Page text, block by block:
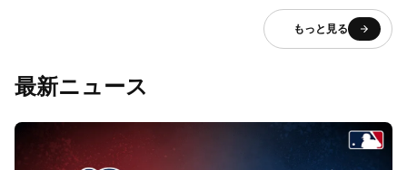
もっと見る
最新ニュース